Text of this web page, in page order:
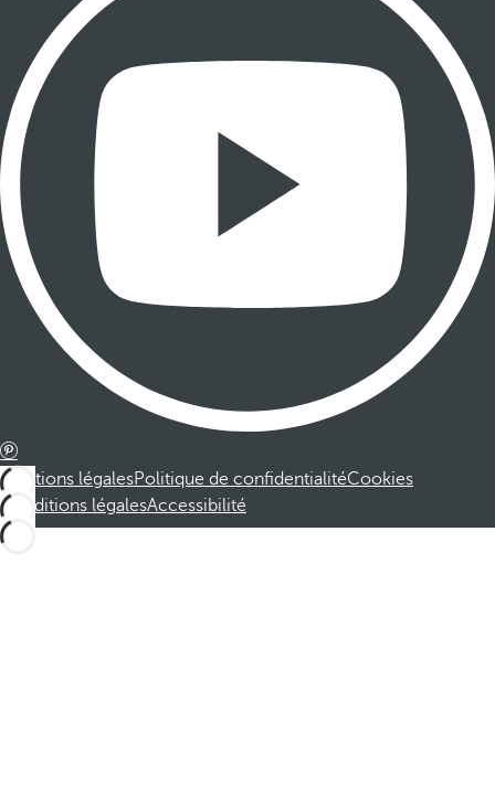
Mentions légalesPolitique de confidentialitéCookies
Conditions légalesAccessibilité